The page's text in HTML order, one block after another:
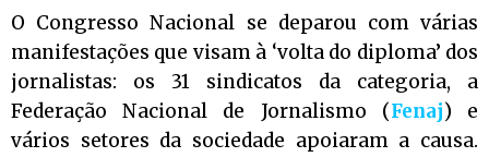
O Congresso Nacional se deparou com várias
manifestações que visam à ‘volta do diploma’ dos
jornalistas: os 31 sindicatos da categoria, a
Federação Nacional de Jornalismo (Fenaj) e
vários setores da sociedade apoiaram a causa.